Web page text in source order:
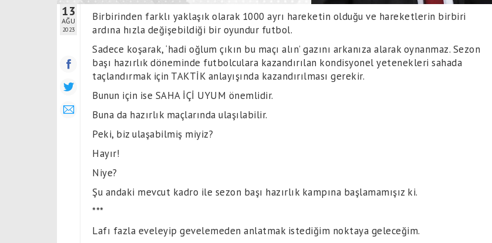
13
AĞU
2023
Birbirinden farklı yaklaşık olarak 1000 ayrı hareketin olduğu ve hareketlerin birbiri
ardına hızla değişebildiği bir oyundur futbol.
Sadece koşarak, ‘hadi oğlum çıkın bu maçı alın’ gazını arkanıza alarak oynanmaz. Sezon
başı hazırlık döneminde futbolculara kazandırılan kondisyonel yetenekleri sahada
taçlandırmak için TAKTİK anlayışında kazandırılması gerekir.
Bunun için ise SAHA İÇİ UYUM önemlidir.
Buna da hazırlık maçlarında ulaşılabilir.
Peki, biz ulaşabilmiş miyiz?
Hayır!
Niye?
Şu andaki mevcut kadro ile sezon başı hazırlık kampına başlamamışız ki.
***
Lafı fazla eveleyip gevelemeden anlatmak istediğim noktaya geleceğim.